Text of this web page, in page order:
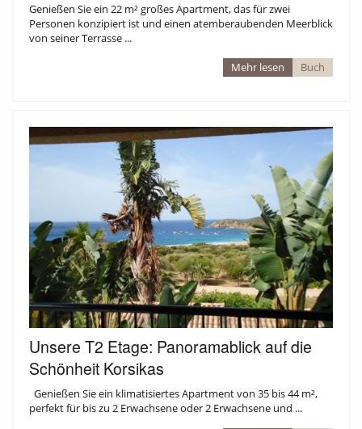
BAR RESTAURANT
Genießen Sie ein 22 m² großes Apartment, das für zwei
Personen konzipiert ist und einen atemberaubenden Meerblick
von seiner Terrasse ...
Buch
Mehr lesen
Unsere T2 Etage: Panoramablick auf die
Schönheit Korsikas
Genießen Sie ein klimatisiertes Apartment von 35 bis 44 m²,
perfekt für bis zu 2 Erwachsene oder 2 Erwachsene und ...